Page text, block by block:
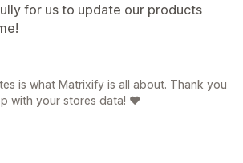
for us to update our products
is what Matrixify is all about. Thank you
with your stores data! ❤️